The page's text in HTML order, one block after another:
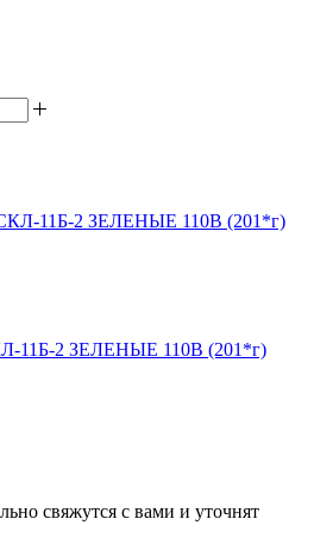
11Б-2 ЗЕЛЕНЫЕ 110В (201*г)
свяжутся с вами и уточнят